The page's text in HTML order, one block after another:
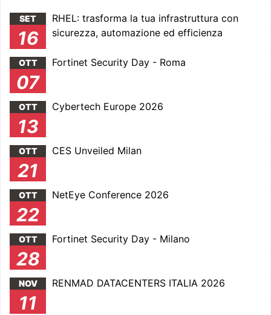
SET
16
RHEL: trasforma la tua infrastruttura con
sicurezza, automazione ed efficienza
OTT
07
Fortinet Security Day - Roma
OTT
13
Cybertech Europe 2026
OTT
21
CES Unveiled Milan
OTT
22
NetEye Conference 2026
OTT
28
Fortinet Security Day - Milano
NOV
11
RENMAD DATACENTERS ITALIA 2026